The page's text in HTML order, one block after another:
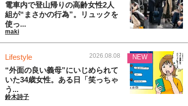
電車内で登山帰りの高齢女性2人
組が“まさかの行為”。リュックを
使っ...
maki
Lifestyle 2026.08.08
“外面の良い義母”にいじめられて
いた34歳女性。ある日「笑っちゃ
う...
鈴木詩子
NEW